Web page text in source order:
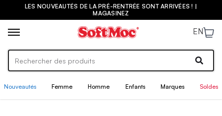
LES NOUVEAUTÉS DE LA PRÉ-RENTRÉE SONT ARRIVÉES ! |
MAGASINEZ
EN
Nouveautés Femme Homme Enfants Marques Soldes